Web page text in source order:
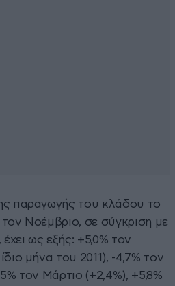
παραγωγής του κλάδου το
Νοέμβριο, σε σύγκριση με
ως εξής: +5,0% τον
μήνα του 2011), -4,7% τον
τον Μάρτιο (+2,4%), +5,8%